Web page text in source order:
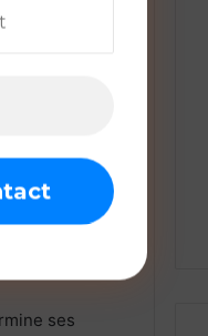
C’est
à l’internat
en 2007, je
et j’ai
comme une
moi,
quelqu’un
autres, de
parfois,
ses